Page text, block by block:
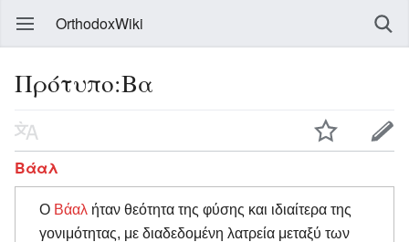
OrthodoxWiki
Πρότυπο:Βα
Βάαλ
Ο Βάαλ ήταν θεότητα της φύσης και ιδιαίτερα της
γονιμότητας, με διαδεδομένη λατρεία μεταξύ των